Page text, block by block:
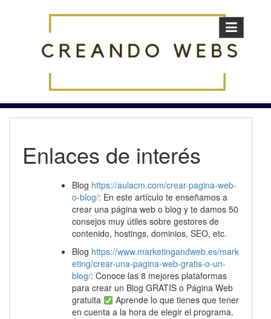
Enlaces de interés
Blog https://aulacm.com/crear-pagina-web-
o-blog/: En este artículo te enseñamos a
crear una página web o blog y te damos 50
consejos muy útiles sobre gestores de
contenido, hostings, dominios, SEO, etc.
Blog https://www.marketingandweb.es/mark
eting/crear-una-pagina-web-gratis-o-un-
blog/: Conoce las 8 mejores plataformas
para crear un Blog GRATIS o Página Web
gratuita
Aprende lo que tienes que tener
en cuenta a la hora de elegir el programa.